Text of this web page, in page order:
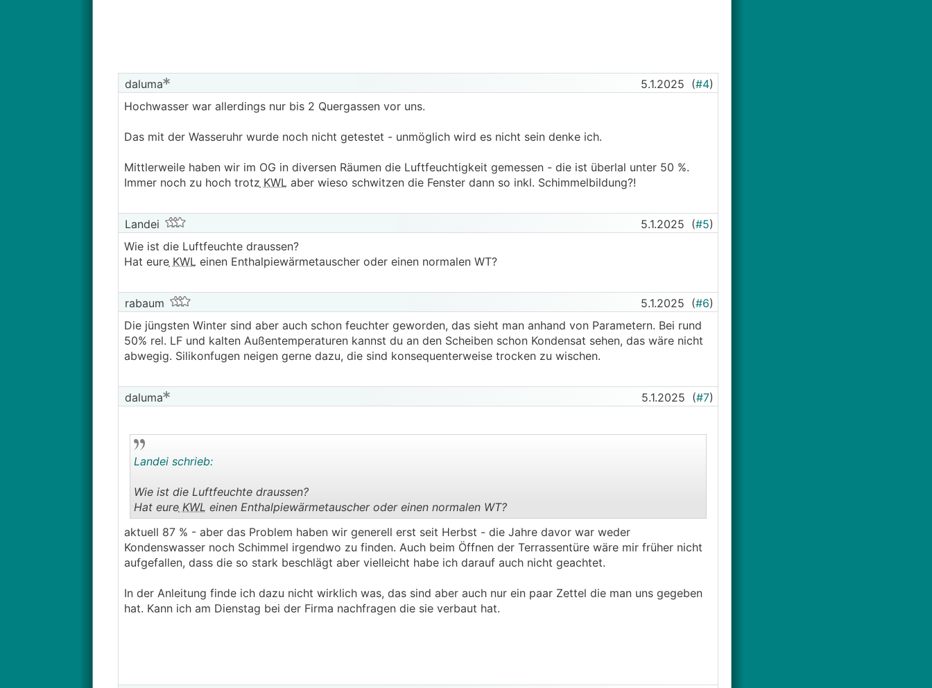
daluma 5.1.2025 (#4)
Hochwasser war allerdings nur bis 2 Quergassen vor uns.
Das mit der Wasseruhr wurde noch nicht getestet - unmöglich wird es nicht sein denke ich.
Mittlerweile haben wir im OG in diversen Räumen die Luftfeuchtigkeit gemessen - die ist überlal unter 50 %.
Immer noch zu hoch trotz KWLaber wieso schwitzen die Fenster dann so inkl. Schimmelbildung?!
Landei 5.1.2025 (#5)
Wie ist die Luftfeuchte draussen?
Hat eureKWLeinen Enthalpiewärmetauscher oder einen normalen WT?
rabaum 5.1.2025 (#6)
Die jüngsten Winter sind aber auch schon feuchter geworden, das sieht man anhand von Parametern. Bei rund
50% rel. LF und kalten Außentemperaturen kannst du an den Scheiben schon Kondensat sehen, das wäre nicht
abwegig. Silikonfugen neigen gerne dazu, die sind konsequenterweise trocken zu wischen.
daluma 5.1.2025 (#7)
..
Landei schrieb:
Wie ist die Luftfeuchte draussen?
Hat eureKWL einen Enthalpiewärmetauscher oder einen normalen WT?
aktuell 87 % - aber das Problem haben wir generell erst seit Herbst - die Jahre davor war weder
Kondenswasser noch Schimmel irgendwo zu finden. Auch beim Öffnen der Terrassentüre wäre mir früher nicht
aufgefallen, dass die so stark beschlägt aber vielleicht habe ich darauf auch nicht geachtet.
In der Anleitung finde ich dazu nicht wirklich was, das sind aber auch nur ein paar Zettel die man uns gegeben
hat. Kann ich am Dienstag bei der Firma nachfragen die sie verbaut hat.